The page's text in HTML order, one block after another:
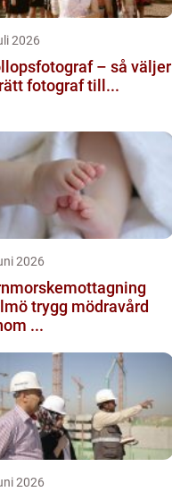
2026
– så väljer
fotograf till...
2026
mödravård
...
2026